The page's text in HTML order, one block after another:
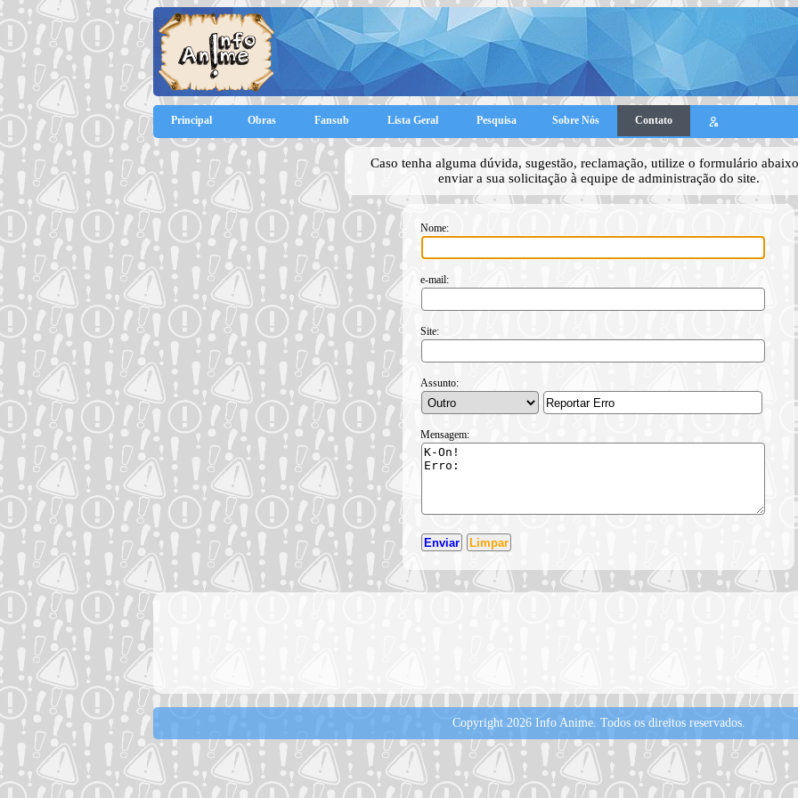
Principal Obras Fansub Lista Geral Pesquisa Sobre Nós Contato
Caso tenha alguma dúvida, sugestão, reclamação, utilize o formulário
enviar a sua solicitação à equipe de administração do site.
Nome:
e-mail:
Site:
Assunto:
Mensagem:
Copyright 2026 Info Anime. Todos os direitos reservados.